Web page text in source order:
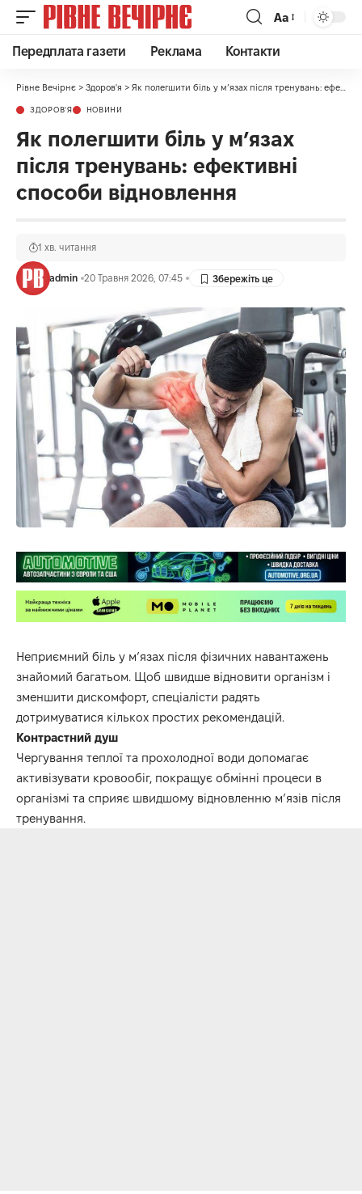
Аа
Передплата газети Реклама Контакти
Рівне Вечірнє > Здоров'я > Як полегшити біль у м’язах після тренувань: ефективні способи відновлення
ЗДОРОВ'Я НОВИНИ
Як полегшити біль у м’язах
після тренувань: ефективні
способи відновлення
admin 20 Травня 2026, 07:45
1 хв. читання
Неприємний біль у м’язах після фізичних навантажень
знайомий багатьом. Щоб швидше відновити організм і
зменшити дискомфорт, спеціалісти радять
дотримуватися кількох простих рекомендацій.
Контрастний душ
Чергування теплої та прохолодної води допомагає
активізувати кровообіг, покращує обмінні процеси в
організмі та сприяє швидшому відновленню м’язів після
тренування.